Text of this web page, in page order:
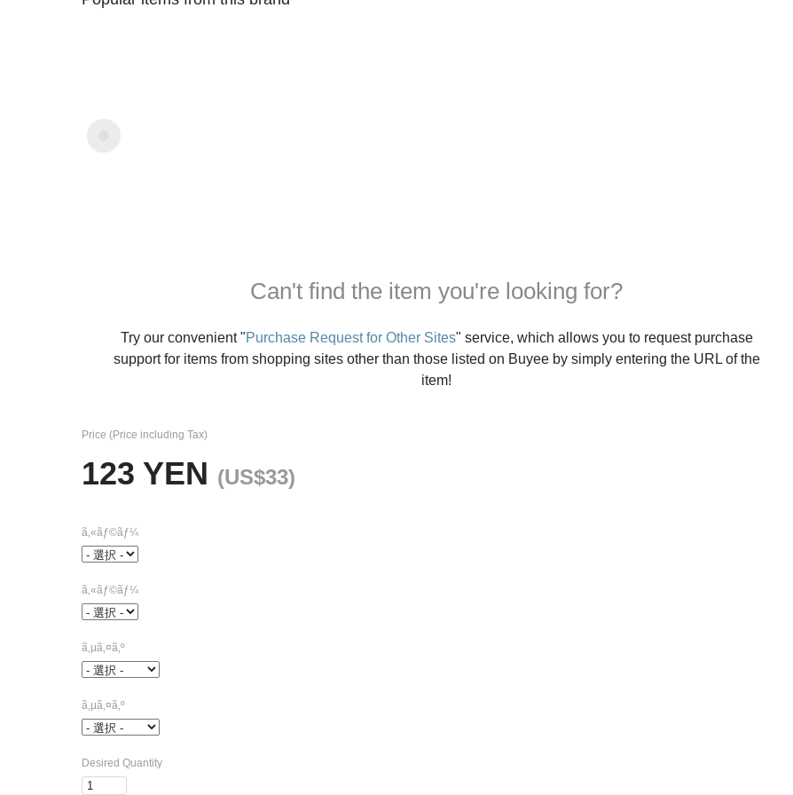
Can't find the item you're looking for?
Try our convenient "Purchase Request for Other Sites" service, which allows you to request purchase
support for items from shopping sites other than those listed on Buyee by simply entering the URL of the
item!
Price (Price including Tax)
123 YEN (US$33)
ã‚«ãƒ©ãƒ¼
ã‚«ãƒ©ãƒ¼
ã‚µã‚¤ã‚º
ã‚µã‚¤ã‚º
Desired Quantity